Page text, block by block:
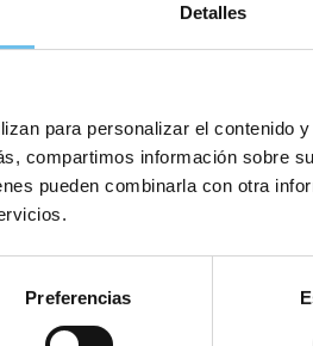
Detalles
para personalizar el contenido
compartimos información sobre
pueden combinarla con otra
Preferencias
Las sesiones de formación gratuitas
del software.”
nuestro equipo.